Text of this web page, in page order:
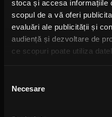
stoca și accesa informațiile
scopul de a vă oferi
evaluări ale publicității și
audiență și dezvoltare de
ce scopuri poate utiliza
Să colectăm
Să vă identificăm
consimțământului
Necesare
PORCUPINE TREE CLOSURE/